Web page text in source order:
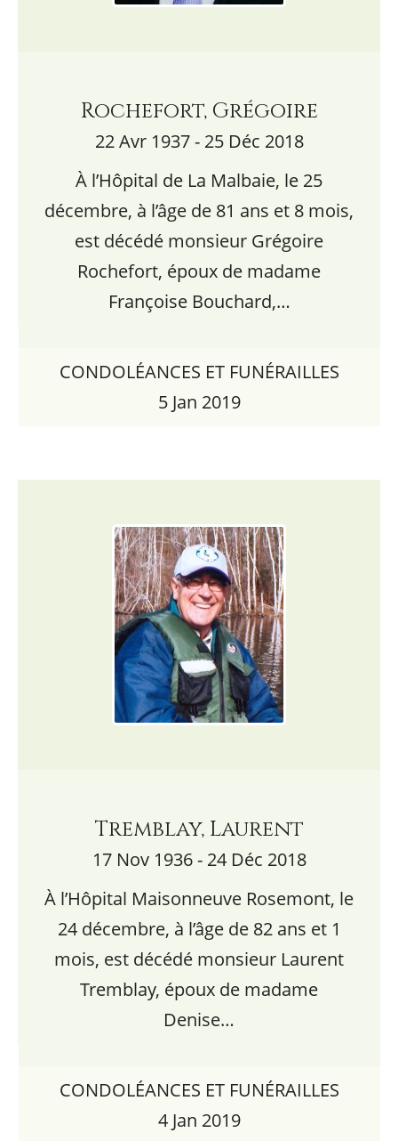
Rochefort, Grégoire
22 Avr 1937 - 25 Déc 2018
À l’Hôpital de La Malbaie, le 25
décembre, à l’âge de 81 ans et 8 mois,
est décédé monsieur Grégoire
Rochefort, époux de madame
Françoise Bouchard,…
CONDOLÉANCES ET FUNÉRAILLES
5 Jan 2019
Tremblay, Laurent
17 Nov 1936 - 24 Déc 2018
À l’Hôpital Maisonneuve Rosemont, le
24 décembre, à l’âge de 82 ans et 1
mois, est décédé monsieur Laurent
Tremblay, époux de madame
Denise…
CONDOLÉANCES ET FUNÉRAILLES
4 Jan 2019